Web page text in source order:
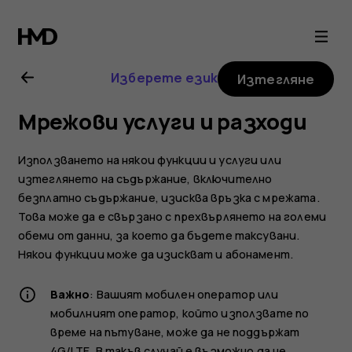
Ръководство
на
потребителя
за
Nokia
G21
Изберете език Изтегляне
Мрежови услуги и разходи
Използването на някои функции и услуги или
изтеглянето на съдържание, включително
безплатно съдържание, изисква връзка с мрежата.
Това може да е свързано с прехвърлянето на големи
обеми от данни, за което да бъдете таксувани.
Някои функции може да изискват и абонамент.
Важно: Вашият мобилен оператор или
мобилният оператор, който използвате по
време на пътуване, може да не поддържат